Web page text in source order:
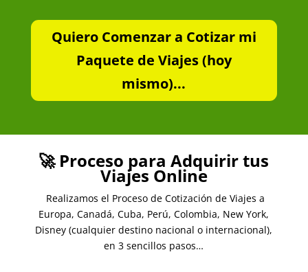
Quiero Comenzar a Cotizar mi
Paquete de Viajes (hoy
mismo)...
🚀 Proceso para Adquirir tus
Viajes Online
Realizamos el Proceso de Cotización de Viajes a
Europa, Canadá, Cuba, Perú, Colombia, New York,
Disney (cualquier destino nacional o internacional),
en 3 sencillos pasos…